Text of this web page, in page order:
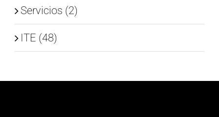
Servicios (2)
ITE (48)